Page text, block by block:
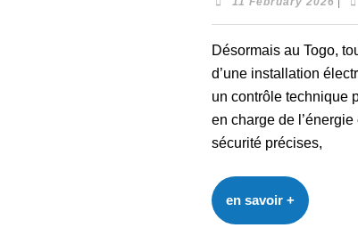
Désormais au Togo, toute mise sous tension
d’une installation
un contrôle technique
en charge de
sécurité précises,
en savoir +